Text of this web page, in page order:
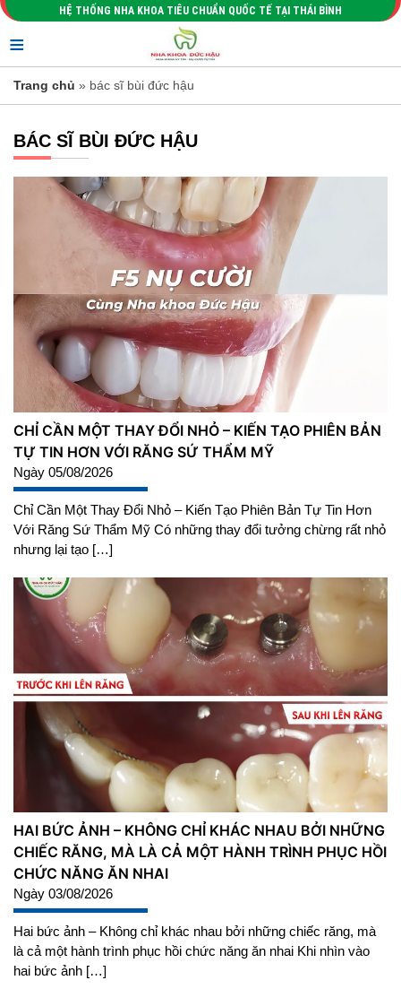
HỆ THỐNG NHA KHOA TIÊU CHUẨN QUỐC TẾ TẠI THÁI BÌNH
≡
Trang chủ » bác sĩ bùi đức hậu
BÁC SĨ BÙI ĐỨC HẬU
CHỈ CẦN MỘT THAY ĐỔI NHỎ – KIẾN TẠO PHIÊN BẢN
TỰ TIN HƠN VỚI RĂNG SỨ THẨM MỸ
Ngày 05/08/2026
Chỉ Cần Một Thay Đổi Nhỏ – Kiến Tạo Phiên Bản Tự Tin Hơn
Với Răng Sứ Thẩm Mỹ Có những thay đổi tưởng chừng rất nhỏ
nhưng lại tạo […]
HAI BỨC ẢNH – KHÔNG CHỈ KHÁC NHAU BỞI NHỮNG
CHIẾC RĂNG, MÀ LÀ CẢ MỘT HÀNH TRÌNH PHỤC HỒI
CHỨC NĂNG ĂN NHAI
Ngày 03/08/2026
Hai bức ảnh – Không chỉ khác nhau bởi những chiếc răng, mà
là cả một hành trình phục hồi chức năng ăn nhai Khi nhìn vào
hai bức ảnh […]